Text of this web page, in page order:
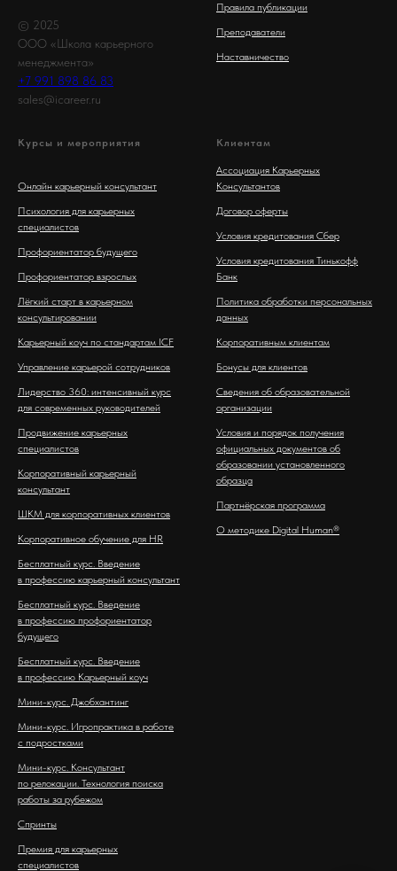
© 2025
ООО «Школа карьерного
менеджмента»
+7 991 898 86 83
sales@icareer.ru
Правила публикации
Преподаватели
Наставничество
Курсы и мероприятия
Онлайн карьерный консультант
Психология для карьерных
специалистов
Профориентатор будущего
Профориентатор взрослых
Лёгкий старт в карьерном
консультировании
Карьерный коуч по стандартам ICF
Управление карьерой сотрудников
Лидерство 360: интенсивный курс
для современных руководителей
Продвижение карьерных
специалистов
Корпоративный карьерный
консультант
ШКМ для корпоративных клиентов
Корпоративное обучение для HR
Бесплатный курс. Введение
в профессию карьерный консультант
Бесплатный курс. Введение
в профессию профориентатор
будущего
Бесплатный курс. Введение
в профессию Карьерный коуч
Мини-курс. Джобхантинг
Мини-курс. Игропрактика в работе
с подростками
Мини-курс. Консультант
по релокации. Технология поиска
работы за рубежом
Спринты
Премия для карьерных
специалистов
Клиентам
Ассоциация Карьерных
Консультантов
Договор оферты
Условия кредитования Сбер
Условия кредитования Тинькофф
Банк
Политика обработки персональных
данных
Корпоративным клиентам
Бонусы для клиентов
Сведения об образовательной
организации
Условия и порядок получения
официальных документов об
образовании установленного
образца
Партнёрская программа
О методике Digital Human®